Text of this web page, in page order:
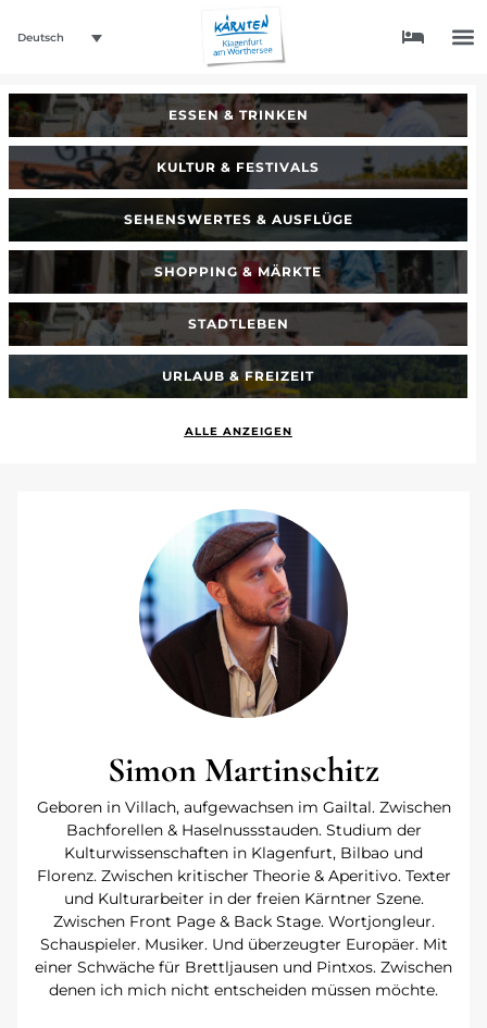
Deutsch
Simon Martinschitz
Geboren in Villach, aufgewachsen im Gailtal. Zwischen
Bachforellen & Haselnussstauden. Studium der
Kulturwissenschaften in Klagenfurt, Bilbao und
Florenz. Zwischen kritischer Theorie & Aperitivo. Texter
und Kulturarbeiter in der freien Kärntner Szene.
Zwischen Front Page & Back Stage. Wortjongleur.
Schauspieler. Musiker. Und überzeugter Europäer. Mit
einer Schwäche für Brettljausen und Pintxos. Zwischen
denen ich mich nicht entscheiden müssen möchte.
ESSEN & TRINKEN
KULTUR & FESTIVALS
SEHENSWERTES & AUSFLÜGE
SHOPPING & MÄRKTE
STADTLEBEN
URLAUB & FREIZEIT
ALLE ANZEIGEN